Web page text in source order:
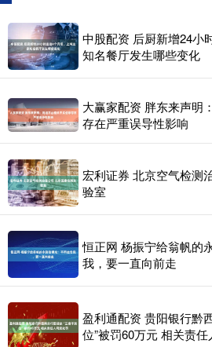
中股配资 后厨新增24小
知名餐厅发生哪些变化
大赢家配资 胖东来声明
存在严重误导性影响
宏利证券 北京空气检测
验室
恒正网 杨振宁给翁帆的
我，要一直向前走
盈利通配资 贵阳银行黔
位”被罚60万元 相关责